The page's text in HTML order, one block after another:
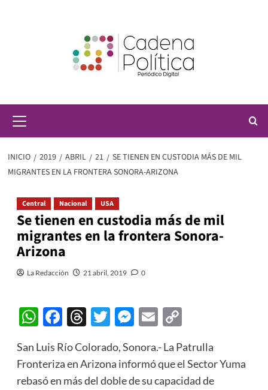
principal
INICIO 2019 ABRIL 21
SE TIENEN EN CUSTODIA MÁS DE MIL
MIGRANTES EN LA FRONTERA SONORA-ARIZONA
Central Nacional USA
Se tienen en custodia más de mil
migrantes en la frontera Sonora-
Arizona
La Redacción 21 abril, 2019 0
WhatsApp
Facebook
Threads
Twitter
Messenger
EmailCopy
San Luis Río Colorado, Sonora.- La Patrulla
Fronteriza en Arizona informó que el Sector Yuma
rebasó en más del doble de su capacidad de